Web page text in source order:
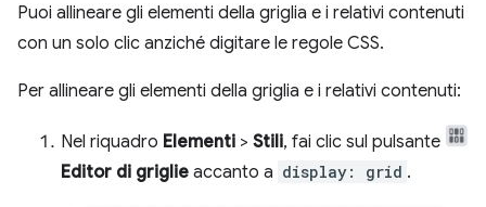
Puoi allineare gli elementi della griglia e i relativi contenuti
con un solo clic anziché digitare le regole CSS.
Per allineare gli elementi della griglia e i relativi contenuti:
Nel riquadro Elementi > Stili, fai clic sul pulsante
Editor di griglie accanto a display: grid .